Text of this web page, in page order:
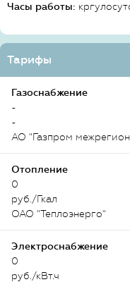
Часы работы:
Тарифы
Газоснабжение
-
-
АО "Газпром
Отопление
0
руб./Гкал
ОАО "Теплоэнерго"
Электроснабжение
0
руб./кВт.ч